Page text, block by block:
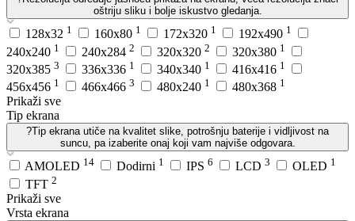
oštriju sliku i bolje iskustvo gledanja.
128x32 1 160x80 1 172x320 1 192x490 1
240x240 1 240x284 2 320x320 2 320x380 1
320x385 3 336x336 1 340x340 1 416x416 1
456x456 1 466x466 3 480x240 1 480x368 1
Prikaži sve
Tip ekrana
?Tip ekrana utiče na kvalitet slike, potrošnju baterije i vidljivost na
suncu, pa izaberite onaj koji vam najviše odgovara.
AMOLED 14 Dodirni 1 IPS 6 LCD 3 OLED 1
TFT 2
Prikaži sve
Vrsta ekrana